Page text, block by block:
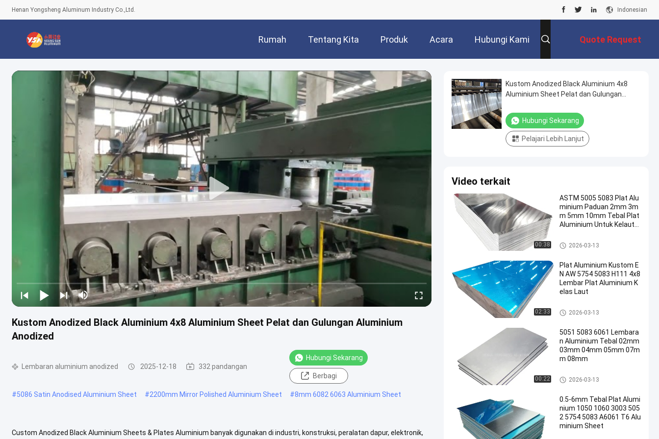
Henan Yongsheng Aluminum Industry Co.,Ltd. Indonesian
Rumah Tentang Kita Produk Acara Hubungi Kami Quote Request
Suatu
Kustom Anodized Black Aluminium 4x8 Aluminium Sheet Pelat dan Gulungan Aluminium
Anodized
Lembaran aluminium anodized 2025-12-18 332 pandangan
Hubungi Sekarang
Berbagi
#5086 Satin Anodised Aluminium Sheet #2200mm Mirror Polished Aluminium Sheet #8mm 6082 6063 Aluminium Sheet
Custom Anodized Black Aluminium Sheets & Plates Aluminium banyak digunakan di industri, konstruksi, peralatan dapur, elektronik,
Kustom Anodized Black Aluminium 4x8
Aluminium Sheet Pelat dan Gulungan
Hubungi Sekarang
Pelajari Lebih Lanjut
Video terkait
00:38
ASTM 5005 5083 Plat Alu
minium Paduan 2mm 3m
m 5mm 10mm Tebal Plat
Aluminium Untuk Kelauta
Pelat lembaran aluminium
2026-03-13
02:33
Plat Aluminium Kustom E
N AW 5754 5083 H111 4x8
Lembar Plat Aluminium K
elas Laut
Pelat lembaran aluminium
2026-03-13
00:22
5051 5083 6061 Lembara
n Aluminium Tebal 02mm
03mm 04mm 05mm 07m
m 08mm
Pelat lembaran aluminium
2026-03-13
0.5-6mm Tebal Plat Alumi
nium 1050 1060 3003 505
2 5754 5083 A6061 T6 Alu
minium Sheet